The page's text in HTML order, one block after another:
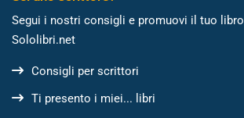
Segui i nostri consigli e promuovi il tuo
Sololibri.net
Consigli per scrittori
Ti presento i miei... libri